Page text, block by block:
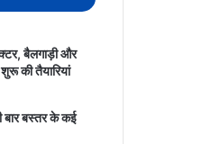
बैलगाड़ी और
शुरू की तैयारियां
बार बस्तर के कई